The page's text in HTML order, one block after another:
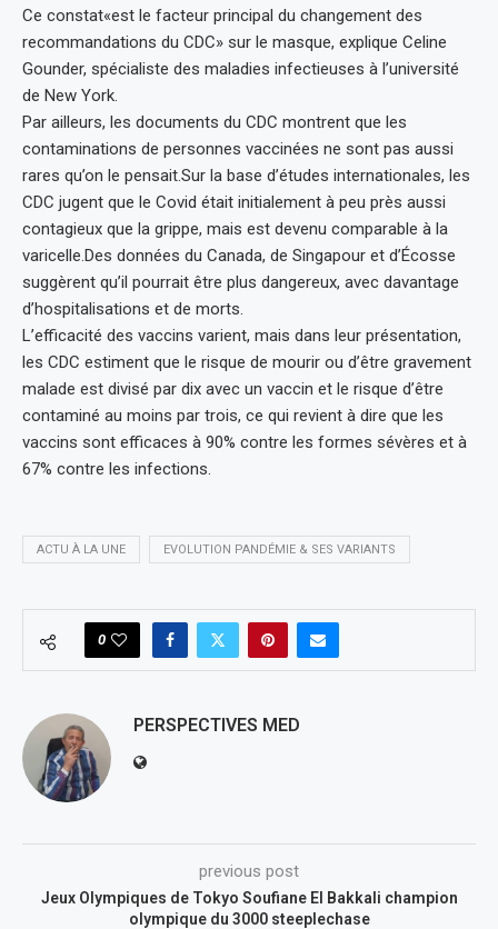
Ce constat«est le facteur principal du changement des
recommandations du CDC» sur le masque, explique Celine
Gounder, spécialiste des maladies infectieuses à l’université
de New York.
Par ailleurs, les documents du CDC montrent que les
contaminations de personnes vaccinées ne sont pas aussi
rares qu’on le pensait.Sur la base d’études internationales, les
CDC jugent que le Covid était initialement à peu près aussi
contagieux que la grippe, mais est devenu comparable à la
varicelle.Des données du Canada, de Singapour et d’Écosse
suggèrent qu’il pourrait être plus dangereux, avec davantage
d’hospitalisations et de morts.
L’efficacité des vaccins varient, mais dans leur présentation,
les CDC estiment que le risque de mourir ou d’être gravement
malade est divisé par dix avec un vaccin et le risque d’être
contaminé au moins par trois, ce qui revient à dire que les
vaccins sont efficaces à 90% contre les formes sévères et à
67% contre les infections.
ACTU À LA UNE EVOLUTION PANDÉMIE & SES VARIANTS
0
PERSPECTIVES MED
previous post
Jeux Olympiques de Tokyo Soufiane El Bakkali champion
olympique du 3000 steeplechase